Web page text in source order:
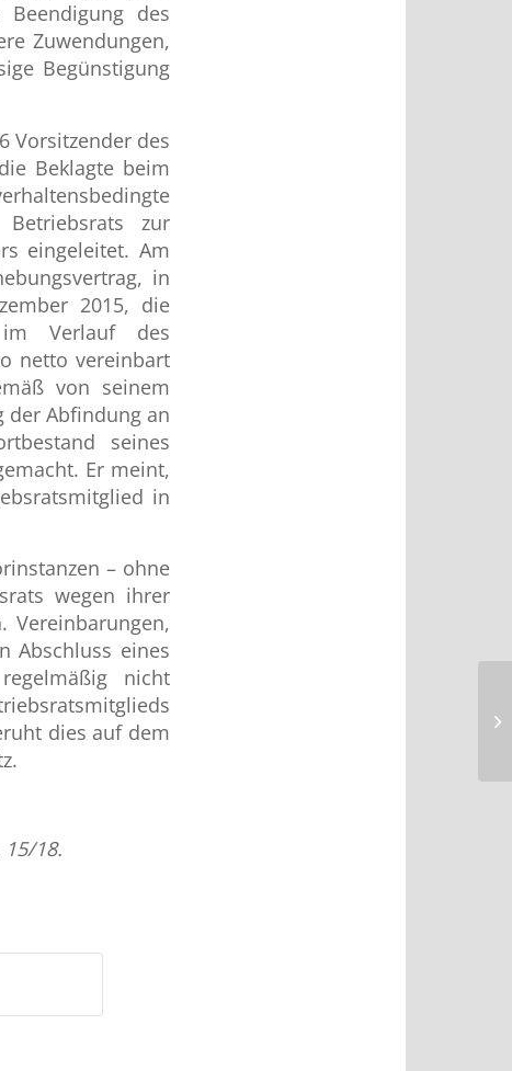
Beendigung des
Zuwendungen,
Begünstigung
Vorsitzender des
Beklagte beim
zur
eingeleitet. Am
in
2015, die
Verlauf des
netto vereinbart
von seinem
der Abfindung an
seines
Er meint,
in
– ohne
wegen ihrer
Vereinbarungen,
Abschluss eines
nicht
dies auf dem
18.